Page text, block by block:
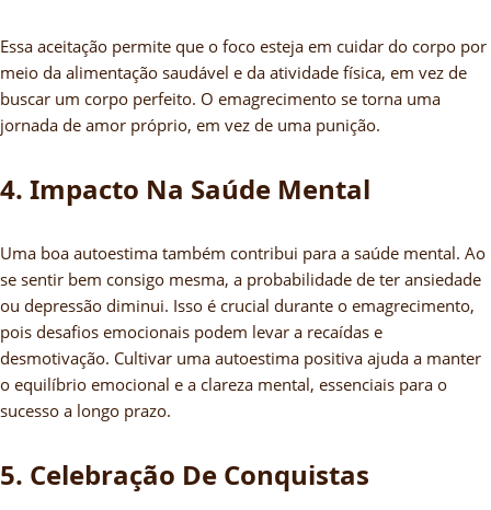
Essa aceitação permite que o foco esteja em cuidar do corpo por
meio da alimentação saudável e da atividade física, em vez de
buscar um corpo perfeito. O emagrecimento se torna uma
jornada de amor próprio, em vez de uma punição.
4. Impacto Na Saúde Mental
Uma boa autoestima também contribui para a saúde mental. Ao
se sentir bem consigo mesma, a probabilidade de ter ansiedade
ou depressão diminui. Isso é crucial durante o emagrecimento,
pois desafios emocionais podem levar a recaídas e
desmotivação. Cultivar uma autoestima positiva ajuda a manter
o equilíbrio emocional e a clareza mental, essenciais para o
sucesso a longo prazo.
5. Celebração De Conquistas